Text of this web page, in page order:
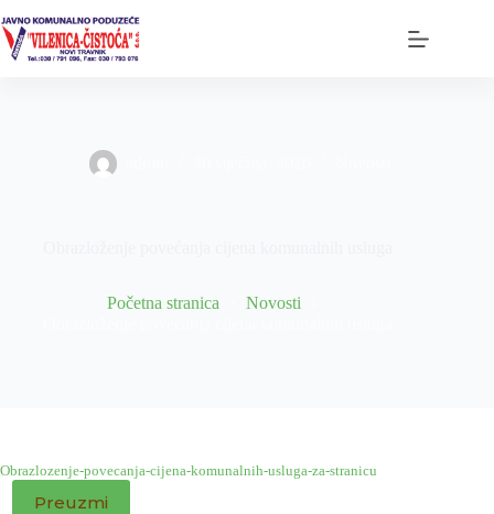
na
sadržaj
Početna stranica
Novosti
Obrazlozenje-povecanja-cijena-komunalnih-usluga-za-stranicu
Preuzmi